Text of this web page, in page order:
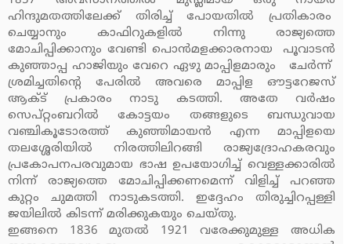
ഹിന്ദുമതത്തിലേക്ക് തിരിച്ച് പോയതില്‍ പ്രതികാരം
ചെയ്യാനും കാഫിറുകളില്‍ നിന്നു രാജ്യത്തെ
മോചിപ്പിക്കാനും വേണ്ടി പൊന്‍മളക്കാരനായ പൂവാടന്‍
കുഞ്ഞാപ്പ ഹാജിയും വേറെ ഏഴു മാപ്പിളമാരും ചേര്‍ന്ന്
ശ്രമിച്ചതിന്റെ പേരില്‍ അവരെ മാപ്പിള ഔട്ടറേജസ്
ആക്ട് പ്രകാരം നാടു കടത്തി. അതേ വര്‍ഷം
സെപ്റ്റംബറില്‍ കോട്ടയം തങ്ങളുടെ ബന്ധുവായ
വഞ്ചികൂടോരത്ത് കുഞ്ഞിമായന്‍ എന്ന മാപ്പിളയെ
തലശ്ശേരിയില്‍ നിരത്തിലിറങ്ങി രാജ്യദ്രോഹകരവും
പ്രകോപനപരവുമായ ഭാഷ ഉപയോഗിച്ച് വെള്ളക്കാരില്‍
നിന്ന് രാജ്യത്തെ മോചിപ്പിക്കണമെന്ന് വിളിച്ച് പറഞ്ഞ
കുറ്റം ചുമത്തി നാടുകടത്തി. ഇദ്ദേഹം തിരുച്ചിറപ്പള്ളി
ജയിലില്‍ കിടന്ന് മരിക്കുകയും ചെയ്തു.
ഇങ്ങനെ 1836 മുതല്‍ 1921 വരേക്കുമുള്ള അധിക